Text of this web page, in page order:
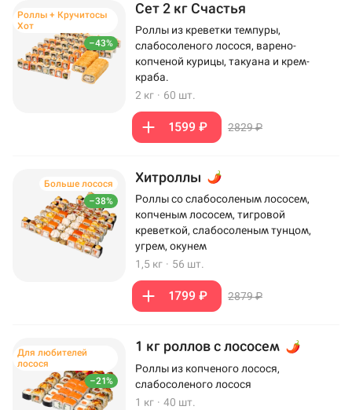
–43%
Роллы + Кручитосы
Хот
Сет 2 кг Счастья
Роллы из креветки темпуры,
слабосоленого лосося, варено-
копченой курицы, такуана и крем-
краба.
2 кг · 60 шт.
1599 ₽ 2829 ₽
–38%
Больше лосося Хитроллы
Роллы со слабосоленым лососем,
копченым лососем, тигровой
креветкой, слабосоленым тунцом,
угрем, окунем
1,5 кг · 56 шт.
1799 ₽ 2879 ₽
–21%
Для любителей
лосося
1 кг роллов с лососем
Роллы из копченого лосося,
слабосоленого лосося
1 кг · 40 шт.